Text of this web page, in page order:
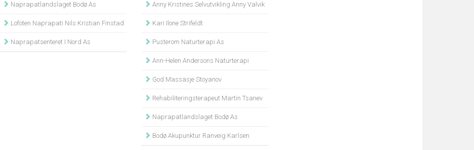
Naprapatlandslaget Bodø As
Lofoten Naprapati Nils Kristian Finstad
Naprapatsenteret I Nord As
Anny Kristines Selvutvikling Anny Valvik
Kari Ilone Strifeldt
Pusterom Naturterapi As
Ann-Helen Andersons Naturterapi
God Massasje Stoyanov
Rehabiliteringsterapeut Martin Tsanev
Naprapatlandslaget Bodø As
Bodø Akupunktur Ranveig Karlsen